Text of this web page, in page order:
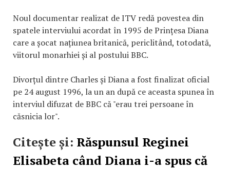
Noul documentar realizat de ITV redă povestea din
spatele interviului acordat în 1995 de Prințesa Diana
care a șocat națiunea britanică, periclitând, totodată,
viitorul monarhiei și al postului BBC.
Divorțul dintre Charles și Diana a fost finalizat oficial
pe 24 august 1996, la un an după ce aceasta spunea în
interviul difuzat de BBC că "erau trei persoane în
căsnicia lor".
Citește și: Răspunsul Reginei
Elisabeta când Diana i-a spus că